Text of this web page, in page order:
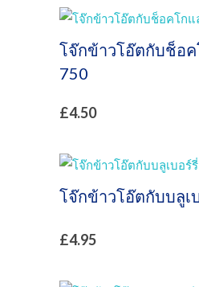
โจ๊กข้าวโอ๊ตกับช็อ
750
£4.50
โจ๊กข้าวโอ๊ตกับบลูเ
£4.95